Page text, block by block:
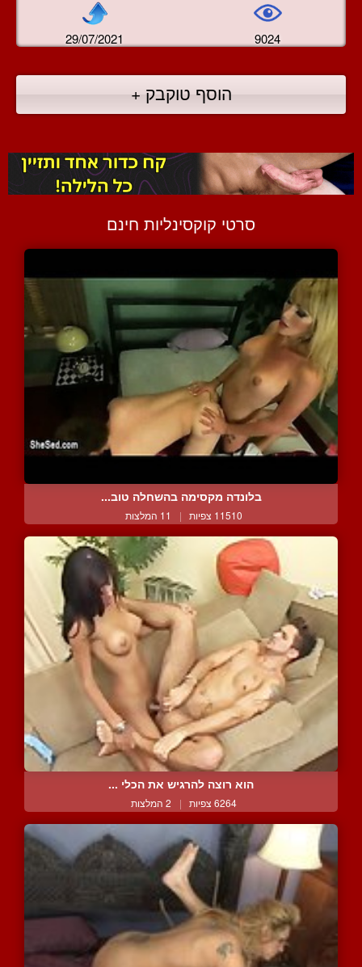
29/07/2021 9024
הוסף טוקבק +
סרטי קוקסינליות חינם
בלונדה מקסימה בהשחלה טוב...
11510 צפיות | 11 המלצות
הוא רוצה להרגיש את הכלי ...
6264 צפיות | 2 המלצות